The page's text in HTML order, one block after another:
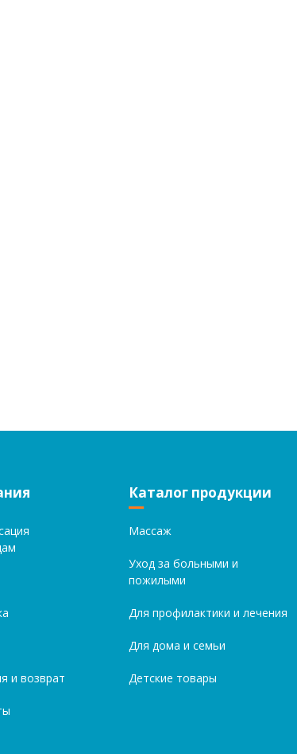
и возврат
Каталог продукции
Массаж
Уход за больными и
пожилыми
Для профилактики и лечения
Для дома и семьи
Детские товары